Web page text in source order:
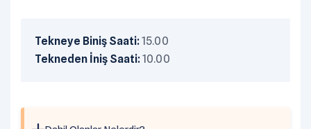
Tekneye Biniş Saati:15.00
Tekneden İniş Saati:10.00